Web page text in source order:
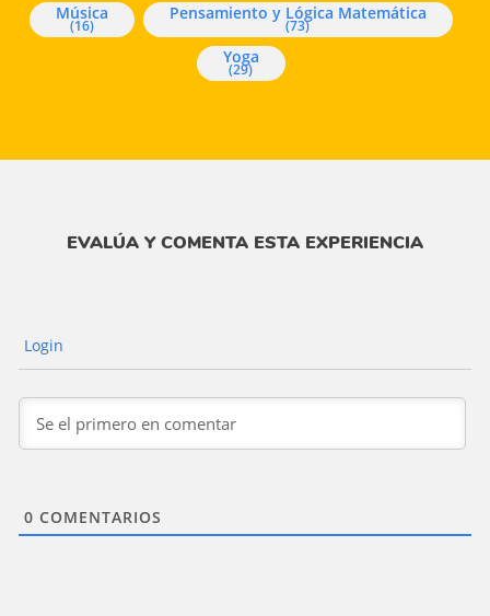
Música
(16)
Pensamiento y Lógica Matemática
(73)
Yoga
(29)
EVALÚA Y COMENTA ESTA EXPERIENCIA
Login
0 COMENTARIOS